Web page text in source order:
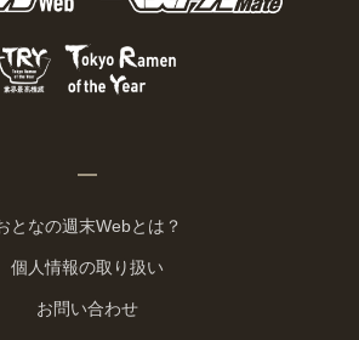
となの週末Webとは？
個人情報の取り扱い
お問い合わせ